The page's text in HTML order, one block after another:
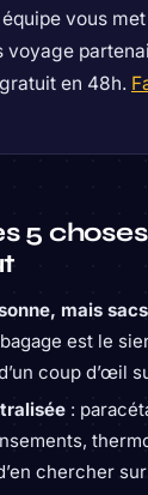
vous
voyage
en 48h.
5
mais
est le
coup d’œil
:
chercher